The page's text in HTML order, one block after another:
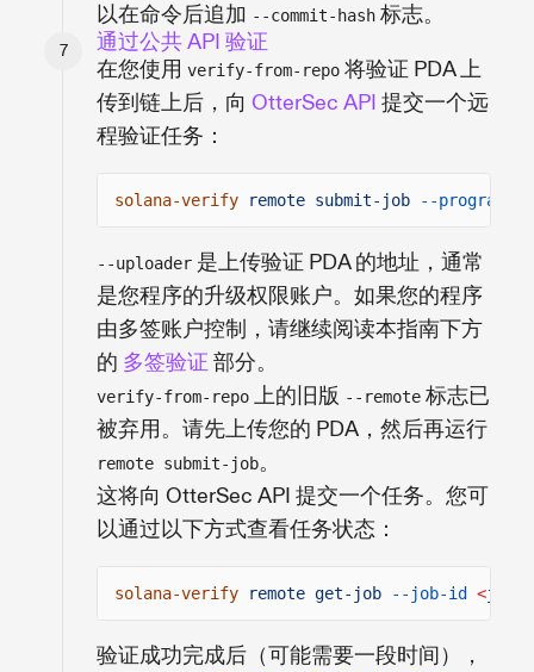
以在命令后追加 --commit-hash 标志。
通过公共 API 验证
在您使用 verify-from-repo 将验证 PDA 上
传到链上后，向 OtterSec API 提交一个远
程验证任务：
solana-verify remote submit-job --program-id
--uploader 是上传验证 PDA 的地址，通常
是您程序的升级权限账户。如果您的程序
由多签账户控制，请继续阅读本指南下方
的 多签验证部分。
verify-from-repo 上的旧版 --remote 标志已
被弃用。请先上传您的 PDA，然后再运行
remote submit-job。
这将向 OtterSec API 提交一个任务。您可
以通过以下方式查看任务状态：
solana-verify remote get-job --job-id <job-i
验证成功完成后（可能需要一段时间），